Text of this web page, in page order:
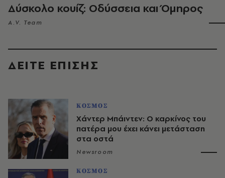
Δύσκολο κουίζ: Οδύσσεια και Όμηρος
A.V. Team
ΔΕΙΤΕ ΕΠΙΣΗΣ
ΚΟΣΜΟΣ
Χάντερ Μπάιντεν: Ο καρκίνος του
πατέρα μου έχει κάνει μετάσταση
στα οστά
Newsroom
ΚΟΣΜΟΣ